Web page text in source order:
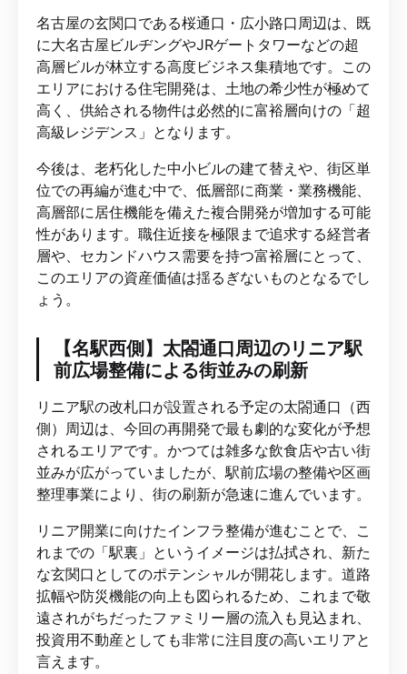
名古屋の玄関口である桜通口・広小路口周辺は、既
に大名古屋ビルヂングやJRゲートタワーなどの超
高層ビルが林立する高度ビジネス集積地です。この
エリアにおける住宅開発は、土地の希少性が極めて
高く、供給される物件は必然的に富裕層向けの「超
高級レジデンス」となります。
今後は、老朽化した中小ビルの建て替えや、街区単
位での再編が進む中で、低層部に商業・業務機能、
高層部に居住機能を備えた複合開発が増加する可能
性があります。職住近接を極限まで追求する経営者
層や、セカンドハウス需要を持つ富裕層にとって、
このエリアの資産価値は揺るぎないものとなるでし
ょう。
【名駅西側】太閤通口周辺のリニア駅
前広場整備による街並みの刷新
リニア駅の改札口が設置される予定の太閤通口（西
側）周辺は、今回の再開発で最も劇的な変化が予想
されるエリアです。かつては雑多な飲食店や古い街
並みが広がっていましたが、駅前広場の整備や区画
整理事業により、街の刷新が急速に進んでいます。
リニア開業に向けたインフラ整備が進むことで、こ
れまでの「駅裏」というイメージは払拭され、新た
な玄関口としてのポテンシャルが開花します。道路
拡幅や防災機能の向上も図られるため、これまで敬
遠されがちだったファミリー層の流入も見込まれ、
投資用不動産としても非常に注目度の高いエリアと
言えます。